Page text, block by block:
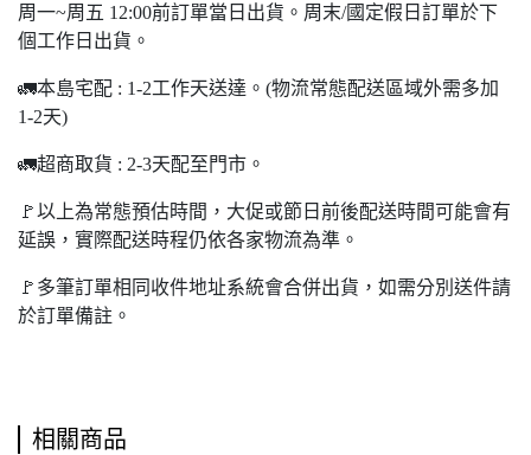
周一~周五 12:00前訂單當日出貨。周末/國定假日訂單於下
個工作日出貨。
🚛本島宅配 : 1-2工作天送達。(物流常態配送區域外需多加
1-2天)
🚛超商取貨 : 2-3天配至門市。
🚩以上為常態預估時間，大促或節日前後配送時間可能會有
延誤，實際配送時程仍依各家物流為準。
🚩多筆訂單相同收件地址系統會合併出貨，如需分別送件請
於訂單備註。
相關商品